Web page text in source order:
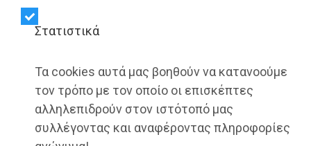
Στατιστικά
Τα cookies αυτά μας βοηθούν να κατανοούμε
τον τρόπο με τον οποίο οι επισκέπτες
αλληλεπιδρούν στον ιστότοπό μας
συλλέγοντας και αναφέροντας πληροφορίες
Παρέμβαση της ΕΔΙΠΤ
στη Βουλή για το νέο
νομοσχέδιο ΜΜΕ
Share: